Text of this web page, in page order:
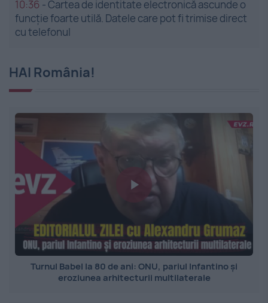
10:36 -Cartea de identitate electronică ascunde o
funcție foarte utilă. Datele care pot fi trimise direct
cu telefonul
HAI România!
Turnul Babel la 80 de ani: ONU, pariul Infantino și
eroziunea arhitecturii multilaterale